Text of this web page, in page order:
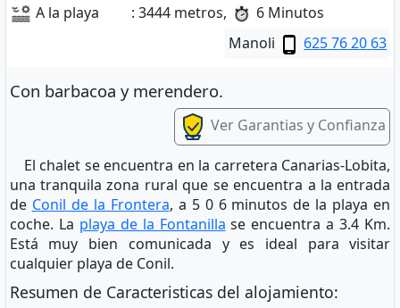
A la playa
: 3444 metros,
6 Minutos
Manoli
625 76 20 63
Con barbacoa y merendero.
Ver Garantias y Confianza
El chalet se encuentra en la carretera Canarias-Lobita,
una tranquila zona rural que se encuentra a la entrada
de Conil de la Frontera, a 5 0 6 minutos de la playa en
coche. La playa de la Fontanilla se encuentra a 3.4 Km.
Está muy bien comunicada y es ideal para visitar
cualquier playa de Conil.
Resumen de Caracteristicas del alojamiento: